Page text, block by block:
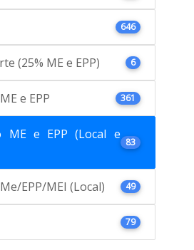
646
(25% ME e EPP) 6
e EPP 361
ME e EPP (Local e
83
EPP/MEI (Local) 49
79